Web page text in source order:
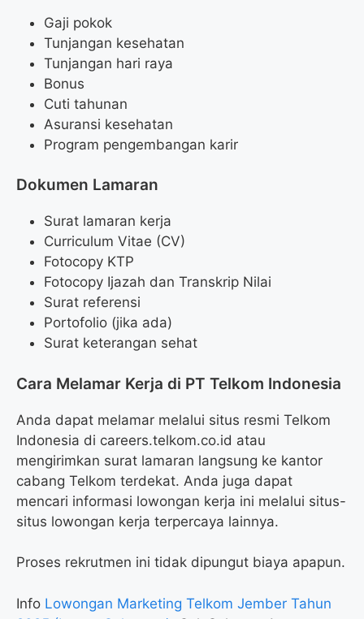
Gaji pokok
Tunjangan kesehatan
Tunjangan hari raya
Bonus
Cuti tahunan
Asuransi kesehatan
Program pengembangan karir
Dokumen Lamaran
Surat lamaran kerja
Curriculum Vitae (CV)
Fotocopy KTP
Fotocopy Ijazah dan Transkrip Nilai
Surat referensi
Portofolio (jika ada)
Surat keterangan sehat
Cara Melamar Kerja di PT Telkom Indonesia
Anda dapat melamar melalui situs resmi Telkom
Indonesia di careers.telkom.co.id atau
mengirimkan surat lamaran langsung ke kantor
cabang Telkom terdekat. Anda juga dapat
mencari informasi lowongan kerja ini melalui situs-
situs lowongan kerja terpercaya lainnya.
Proses rekrutmen ini tidak dipungut biaya apapun.
Info Lowongan Marketing Telkom Jember Tahun